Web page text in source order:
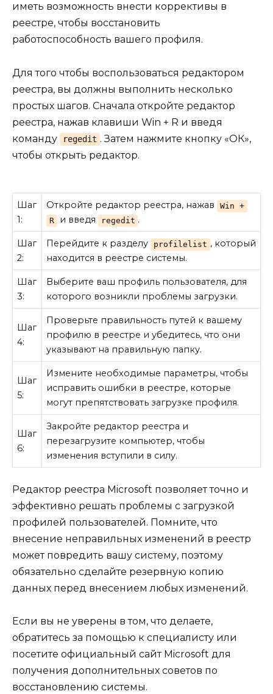
иметь возможность внести коррективы в
реестре, чтобы восстановить
работоспособность вашего профиля.
Для того чтобы воспользоваться редактором
реестра, вы должны выполнить несколько
простых шагов. Сначала откройте редактор
реестра, нажав клавиши Win + R и введя
команду
regedit . Затем нажмите кнопку «ОК»,
чтобы открыть редактор.
Шаг
1:
Откройте редактор реестра, нажав
Win +
R
и введя regedit .
Шаг
2:
Перейдите к разделу profilelist , который
находится в реестре системы.
Шаг
3:
Выберите ваш профиль пользователя, для
которого возникли проблемы загрузки.
Шаг
4:
Проверьте правильность путей к вашему
профилю в реестре и убедитесь, что они
указывают на правильную папку.
Шаг
5:
Измените необходимые параметры, чтобы
исправить ошибки в реестре, которые
могут препятствовать загрузке профиля.
Шаг
6:
Закройте редактор реестра и
перезагрузите компьютер, чтобы
изменения вступили в силу.
Редактор реестра Microsoft позволяет точно и
эффективно решать проблемы с загрузкой
профилей пользователей. Помните, что
внесение неправильных изменений в реестр
может повредить вашу систему, поэтому
обязательно сделайте резервную копию
данных перед внесением любых изменений.
Если вы не уверены в том, что делаете,
обратитесь за помощью к специалисту или
посетите официальный сайт Microsoft для
получения дополнительных советов по
восстановлению системы.